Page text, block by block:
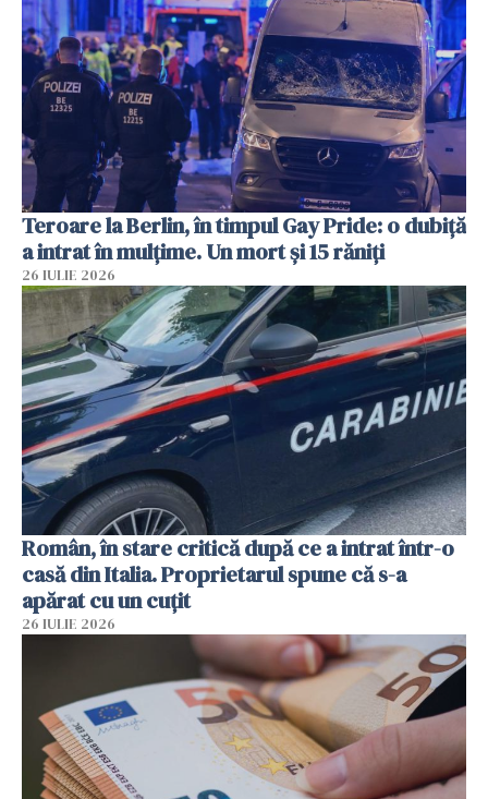
Teroare la Berlin, în timpul Gay Pride: o dubiță
a intrat în mulțime. Un mort și 15 răniți
26 IULIE 2026
Român, în stare critică după ce a intrat într-o
casă din Italia. Proprietarul spune că s-a
apărat cu un cuțit
26 IULIE 2026